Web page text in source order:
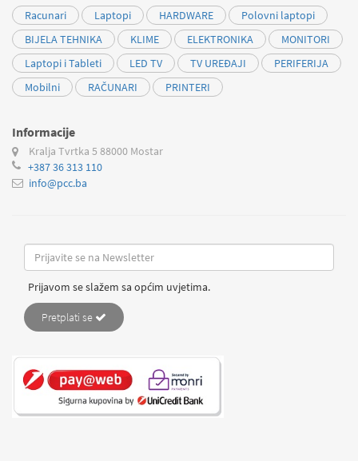
Racunari Laptopi HARDWARE
Polovni laptopi
BIJELA TEHNIKA
KLIME ELEKTRONIKA
MONITORI
Laptopi i Tableti
LED TV TV UREĐAJI
PERIFERIJA
Mobilni
RAČUNARI PRINTERI
Informacije
Kralja Tvrtka 5 88000 Mostar
+387 36 313 110
info@pcc.ba
Prijavom se slažem sa općim uvjetima.
Pretplati se